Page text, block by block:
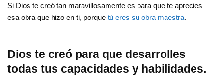
Si Dios te creó tan maravillosamente es para que te aprecies
esa obra que hizo en ti, porque tú eres su obra maestra.
Dios te creó para que desarrolles
todas tus capacidades y habilidades.